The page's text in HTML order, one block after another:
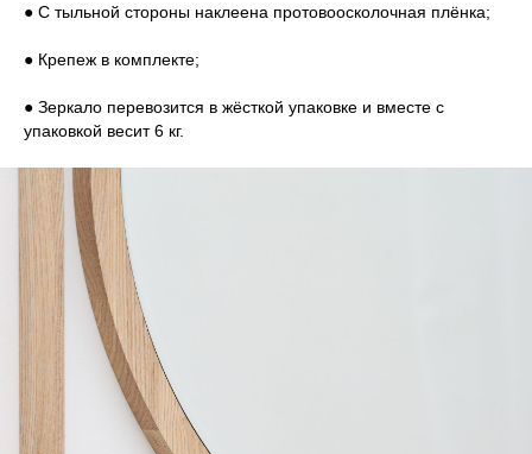
● С тыльной стороны наклеена протовоосколочная плёнка;
● Крепеж в комплекте;
● Зеркало перевозится в жёсткой упаковке и вместе с
упаковкой весит 6 кг.